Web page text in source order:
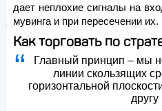
дает неплохие сигналы на
мувинга и при пересечении их.
Как торговать по
Главный принцип – мы
линии скользящих
горизонтальной
другу